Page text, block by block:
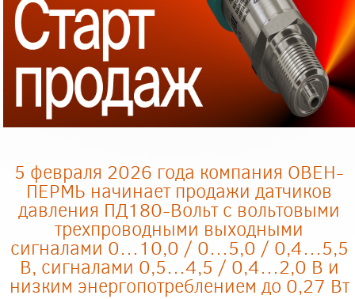
5 февраля 2026 года компания ОВЕН-
ПЕРМЬ начинает продажи датчиков
давления ПД180-Вольт с вольтовыми
трехпроводными выходными
сигналами 0…10,0 / 0…5,0 / 0,4…5,5
В, сигналами 0,5…4,5 / 0,4…2,0 В и
низким энергопотреблением до 0,27 Вт